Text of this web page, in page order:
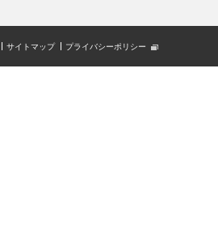
サイトマップ プライバシーポリシー